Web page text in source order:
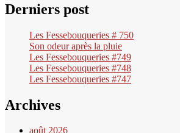
Derniers post
Les Fessebouqueries # 750
Son odeur après la pluie
Les Fessebouqueries #749
Les Fessebouqueries #748
Les Fessebouqueries #747
Archives
août 2026